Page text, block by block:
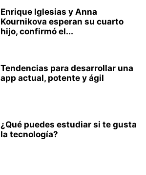
Enrique Iglesias y Anna
Kournikova esperan su cuarto
hijo, confirmó el...
Tendencias para desarrollar una
app actual, potente y ágil
¿Qué puedes estudiar si te gusta
la tecnología?